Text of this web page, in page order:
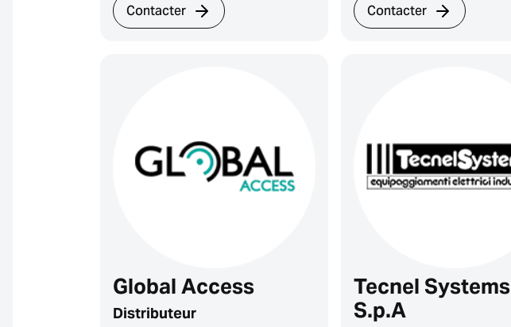
Contacter Contacter
Global Access
Distributeur
Tecnel Systems
S.p.A